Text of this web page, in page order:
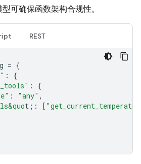
型可确保函数架构合规性。
REST
= {
:
{
:
{
: "any" ,
t; : [